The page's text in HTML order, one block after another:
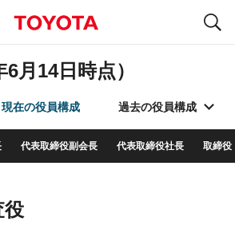
月14日時点）
現在の役員構成 過去の役員構成
代表取締役副会長 代表取締役社長 取締役
役